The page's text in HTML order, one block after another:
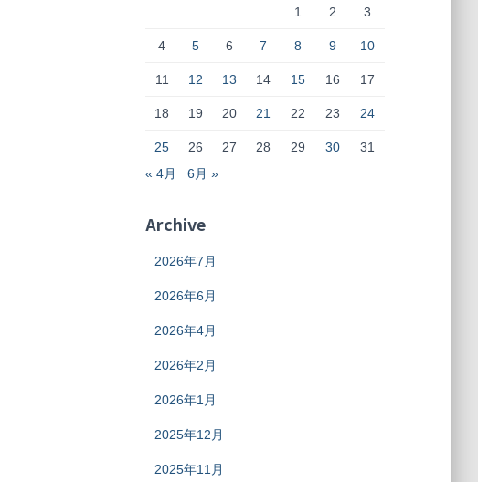
1 2 3
4 5 6 7 8 9 10
11 12 13 14 15 16 17
18 19 20 21 22 23 24
25 26 27 28 29 30
31
« 4月
6月 »
Archive
2026年7月
2026年6月
2026年4月
2026年2月
2026年1月
2025年12月
2025年11月